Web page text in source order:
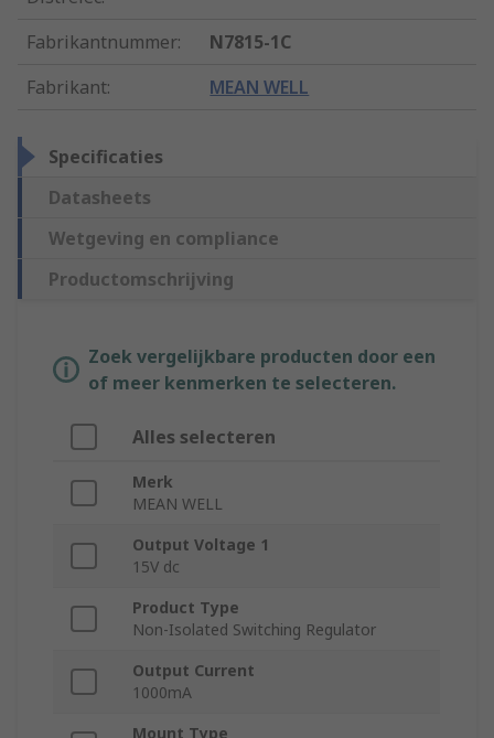
Fabrikantnummer:
N7815-1C
Fabrikant: MEAN WELL
Specificaties
Datasheets
Wetgeving en compliance
Productomschrijving
Zoek vergelijkbare producten door een
of meer kenmerken te selecteren.
Alles selecteren
Merk
MEAN WELL
Output Voltage 1
15V dc
Product Type
Non-Isolated Switching Regulator
Output Current
1000mA
Mount Type